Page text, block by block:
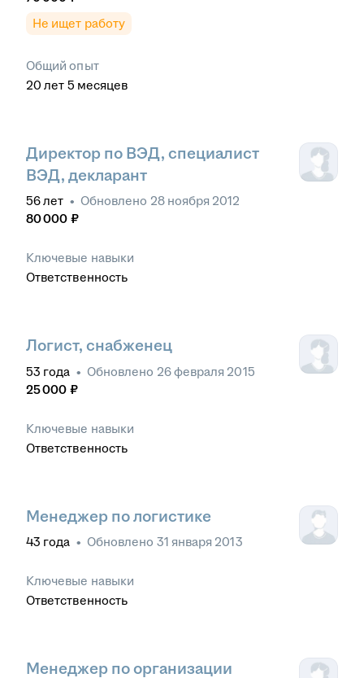
Не ищет работу
Общий опыт
20 лет 5 месяцев
Директор по ВЭД, специалист
ВЭД, декларант
56лет • Обновлено 28 ноября 2012
80 000 ₽
Ключевые навыки
Ответственность
Логист, снабженец
53 года • Обновлено 26 февраля 2015
25 000 ₽
Ключевые навыки
Ответственность
Менеджер по логистике
43 года • Обновлено 31 января 2013
Ключевые навыки
Ответственность
Менеджер по организации